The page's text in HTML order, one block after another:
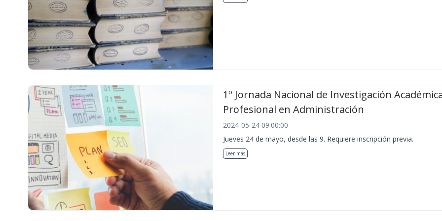
1º Jornada Nacional de Investigación
Profesional en Administración
2024-05-24 09:00:00
Jueves 24 de mayo, desde las 9. Requiere inscripción previa.
Leer más